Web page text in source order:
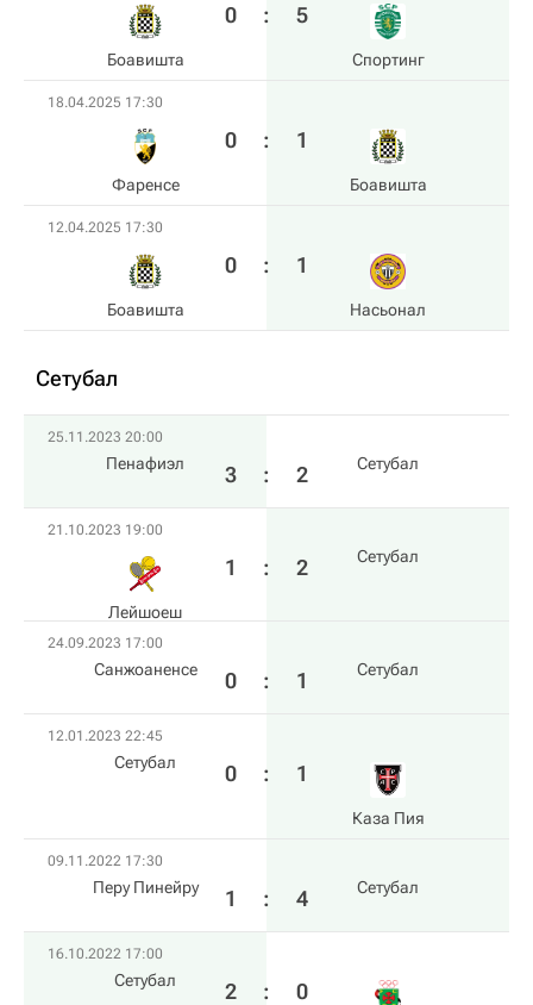
Боавишта
0 : 5
Спортинг
18.04.2025 17:30
Фаренсе
0 : 1
Боавишта
12.04.2025 17:30
Боавишта
0 : 1
Насьонал
Сетубал
25.11.2023 20:00
Пенафиэл 3 : 2 Сетубал
21.10.2023 19:00
Лейшоеш
1 : 2 Сетубал
24.09.2023 17:00
Санжоаненсе 0 : 1 Сетубал
12.01.2023 22:45
Сетубал 0 : 1
Каза Пия
09.11.2022 17:30
Перу Пинейру 1 : 4 Сетубал
16.10.2022 17:00
Сетубал 2 : 0